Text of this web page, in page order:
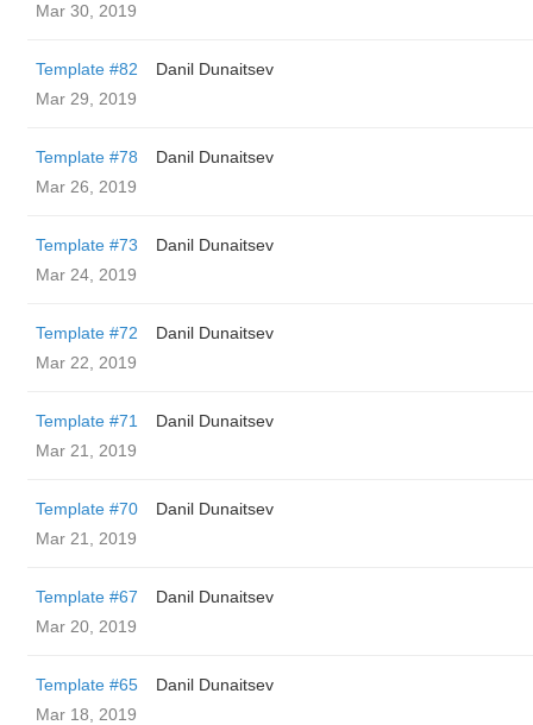
Mar 30, 2019
Template #82
Danil Dunaitsev
Mar 29, 2019
Template #78
Danil Dunaitsev
Mar 26, 2019
Template #73
Danil Dunaitsev
Mar 24, 2019
Template #72
Danil Dunaitsev
Mar 22, 2019
Template #71
Danil Dunaitsev
Mar 21, 2019
Template #70
Danil Dunaitsev
Mar 21, 2019
Template #67
Danil Dunaitsev
Mar 20, 2019
Template #65
Danil Dunaitsev
Mar 18, 2019